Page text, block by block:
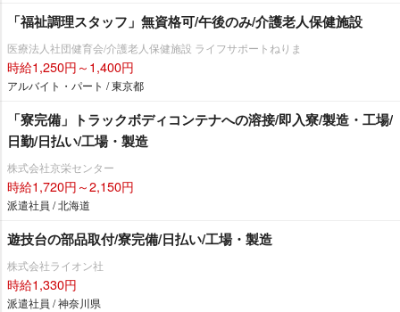
「福祉調理スタッフ」無資格可/午後のみ/介護老人保健施設
医療法人社団健育会/介護老人保健施設 ライフサポートねりま
時給1,250円～1,400円
アルバイト・パート / 東京都
「寮完備」トラックボディコンテナへの溶接/即入寮/製造・工場/
日勤/日払い/工場・製造
株式会社京栄センター
時給1,720円～2,150円
派遣社員 / 北海道
遊技台の部品取付/寮完備/日払い/工場・製造
株式会社ライオン社
時給1,330円
派遣社員 / 神奈川県